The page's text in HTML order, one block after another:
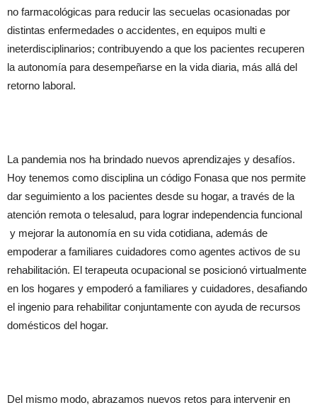
no farmacológicas para reducir las secuelas ocasionadas por
distintas enfermedades o accidentes, en equipos multi e
ineterdisciplinarios; contribuyendo a que los pacientes recuperen
la autonomía para desempeñarse en la vida diaria, más allá del
retorno laboral.
La pandemia nos ha brindado nuevos aprendizajes y desafíos.
Hoy tenemos como disciplina un código Fonasa que nos permite
dar seguimiento a los pacientes desde su hogar, a través de la
atención remota o telesalud, para lograr independencia funcional
y mejorar la autonomía en su vida cotidiana, además de
empoderar a familiares cuidadores como agentes activos de su
rehabilitación. El terapeuta ocupacional se posicionó virtualmente
en los hogares y empoderó a familiares y cuidadores, desafiando
el ingenio para rehabilitar conjuntamente con ayuda de recursos
domésticos del hogar.
Del mismo modo, abrazamos nuevos retos para intervenir en